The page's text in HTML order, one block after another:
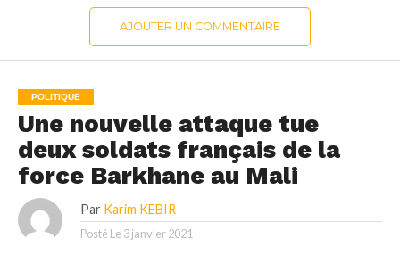
AJOUTER UN COMMENTAIRE
POLITIQUE
Une nouvelle attaque tue
deux soldats français de la
force Barkhane au Mali
Par Karim KEBIR
Posté Le 3 janvier 2021